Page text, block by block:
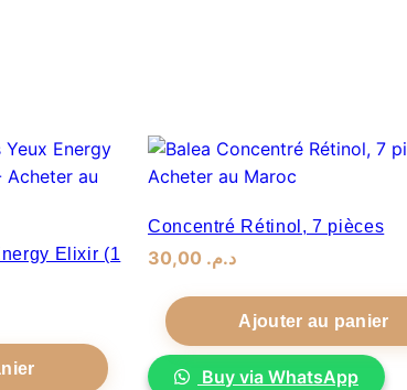
Elixir (1
Concentré Rétinol, 7 pièces
د.م.
Ajouter au panier
Buy via WhatsApp